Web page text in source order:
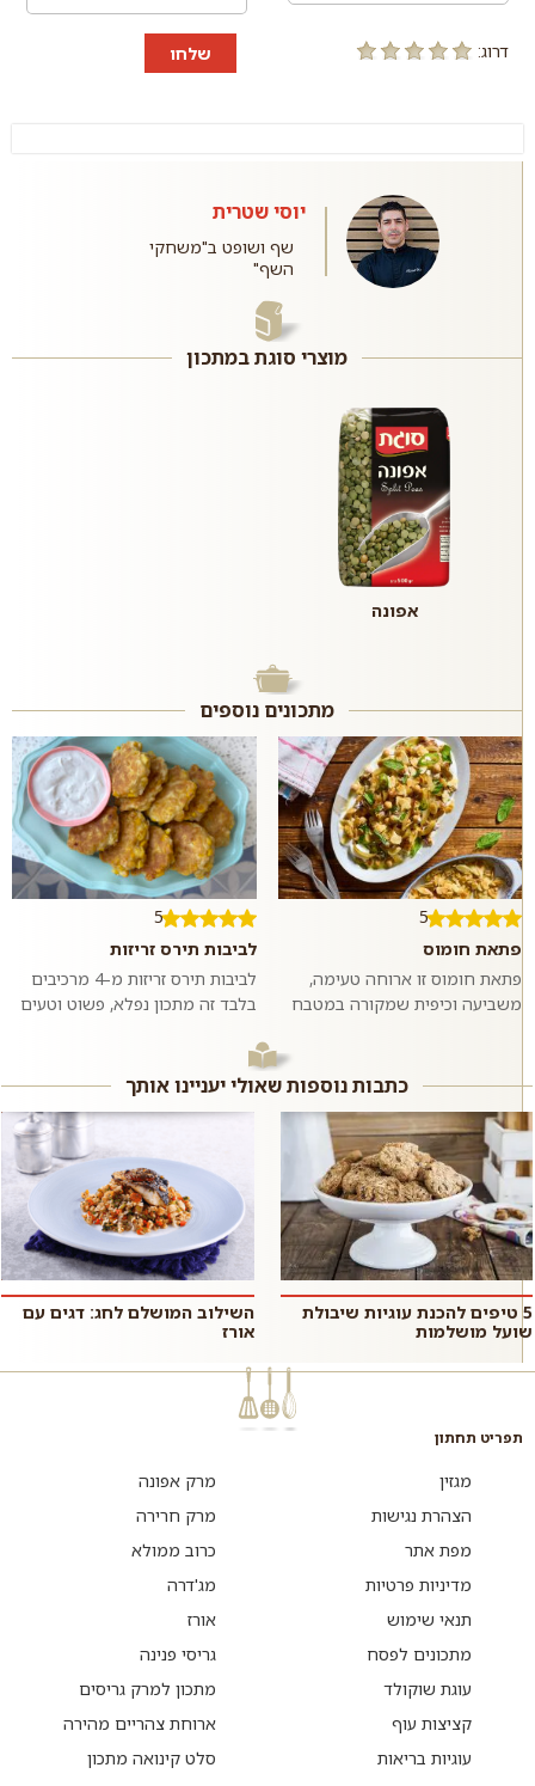
דרוג: שלחו
יוסי שטרית
שף ושופט ב"משחקי
השף"
מוצרי סוגת במתכון
אפונה
מתכונים נוספים
5
פתאת חומוס
פתאת חומוס זו ארוחה טעימה,
משביעה וכיפית שמקורה במטבח
5
לביבות תירס זריזות
לביבות תירס זריזות מ-4 מרכיבים
בלבד זה מתכון נפלא, פשוט וטעים
בכל יום אחר בשנה אתם תהנו
מהלב...
כתבות נוספות שאולי יעניינו אותך
5 טיפים להכנת עוגיות שיבולת
שועל מושלמות
השילוב המושלם לחג: דגים עם
אורז
תפריט תחתון
מגזין
הצהרת נגישות
מפת אתר
מדיניות פרטיות
תנאי שימוש
מתכונים לפסח
עוגת שוקולד
קציצות עוף
עוגיות בריאות
מרק אפונה
מרק חרירה
כרוב ממולא
מג'דרה
אורז
גריסי פנינה
מתכון למרק גריסים
ארוחת צהריים מהירה
סלט קינואה מתכון